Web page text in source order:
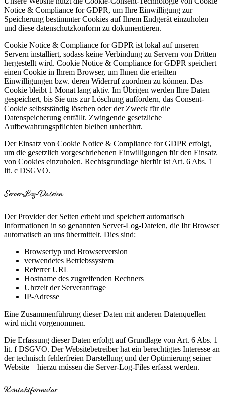
Notice & Compliance for GDPR, um Ihre Einwilligung zur
Speicherung bestimmter Cookies auf Ihrem Endgerät einzuholen
und diese datenschutzkonform zu dokumentieren.
Cookie Notice & Compliance for GDPR ist lokal auf unseren
Servern installiert, sodass keine Verbindung zu Servern von Dritten
hergestellt wird. Cookie Notice & Compliance for GDPR speichert
einen Cookie in Ihrem Browser, um Ihnen die erteilten
Einwilligungen bzw. deren Widerruf zuordnen zu können. Das
Cookie bleibt 1 Monat lang aktiv. Im Übrigen werden Ihre Daten
gespeichert, bis Sie uns zur Löschung auffordern, das Consent-
Cookie selbstständig löschen oder der Zweck für die
Datenspeicherung entfällt. Zwingende gesetzliche
Aufbewahrungspflichten bleiben unberührt.
Der Einsatz von Cookie Notice & Compliance for GDPR erfolgt,
um die gesetzlich vorgeschriebenen Einwilligungen für den Einsatz
von Cookies einzuholen. Rechtsgrundlage hierfür ist Art. 6 Abs. 1
lit. c DSGVO.
Server-Log-Dateien
Der Provider der Seiten erhebt und speichert automatisch
Informationen in so genannten Server-Log-Dateien, die Ihr Browser
automatisch an uns übermittelt. Dies sind:
Browsertyp und Browserversion
verwendetes Betriebssystem
Referrer URL
Hostname des zugreifenden Rechners
Uhrzeit der Serveranfrage
IP-Adresse
Eine Zusammenführung dieser Daten mit anderen Datenquellen
wird nicht vorgenommen.
Die Erfassung dieser Daten erfolgt auf Grundlage von Art. 6 Abs. 1
lit. f DSGVO. Der Websitebetreiber hat ein berechtigtes Interesse an
der technisch fehlerfreien Darstellung und der Optimierung seiner
Website – hierzu müssen die Server-Log-Files erfasst werden.
Kontaktformular